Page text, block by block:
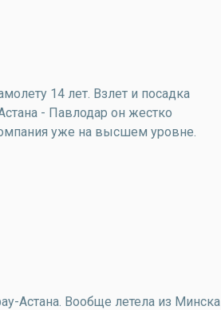
14 лет. Взлет и посадка
- Павлодар он жестко
уже на высшем уровне.
Астана. Вообще летела из Минска